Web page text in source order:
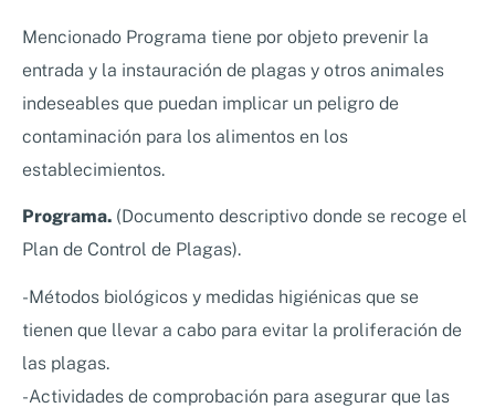
Mencionado Programa tiene por objeto prevenir la
entrada y la instauración de plagas y otros animales
indeseables que puedan implicar un peligro de
contaminación para los alimentos en los
establecimientos.
Programa. (Documento descriptivo donde se recoge el
Plan de Control de Plagas).
-Métodos biológicos y medidas higiénicas que se
tienen que llevar a cabo para evitar la proliferación de
las plagas.
-Actividades de comprobación para asegurar que las